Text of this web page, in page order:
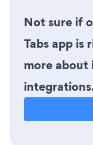
Not sure if
Tabs app is
more about